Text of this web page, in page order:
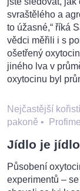
svraštělého a
to úžasné,“ říká
vědci měřili i s
ošetřený
jiného lva v
oxytocinu byl
Nejčastější
pakoně •
Jídlo je
Působení
experimentů –